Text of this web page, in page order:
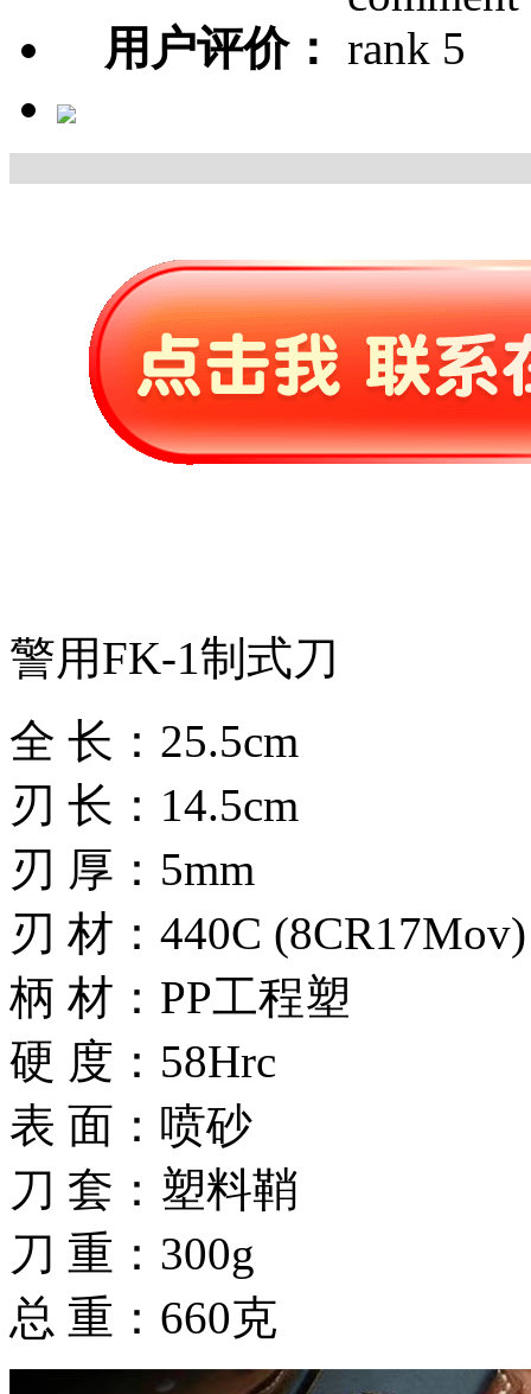
用户评价：
警用FK-1制式刀
全 长：25.5cm
刃 长：14.5cm
刃 厚：5mm
刃 材：440C (8CR17Mov)
柄 材：PP工程塑
硬 度：58Hrc
表 面：喷砂
刀 套：塑料鞘
刀 重：300g
总 重：660克